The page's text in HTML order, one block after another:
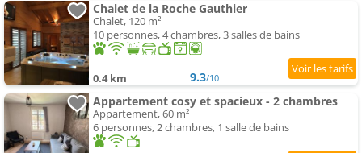
Chalet de la Roche Gauthier
Chalet, 120 m²
10 personnes, 4 chambres, 3 salles de bains
0.4 km 9.3/10
Appartement cosy et spacieux - 2 chambres
Appartement, 60 m²
6 personnes, 2 chambres, 1 salle de bains